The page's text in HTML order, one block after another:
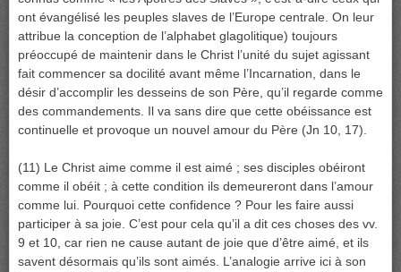
ont évangélisé les peuples slaves de l’Europe centrale. On leur
attribue la conception de l’alphabet glagolitique) toujours
préoccupé de maintenir dans le Christ l’unité du sujet agissant
fait commencer sa docilité avant même l’Incarnation, dans le
désir d’accomplir les desseins de son Père, qu’il regarde comme
des commandements. Il va sans dire que cette obéissance est
continuelle et provoque un nouvel amour du Père (Jn 10, 17).
(11) Le Christ aime comme il est aimé ; ses disciples obéiront
comme il obéit ; à cette condition ils demeureront dans l’amour
comme lui. Pourquoi cette confidence ? Pour les faire aussi
participer à sa joie. C’est pour cela qu’il a dit ces choses des vv.
9 et 10, car rien ne cause autant de joie que d’être aimé, et ils
savent désormais qu’ils sont aimés. L’analogie arrive ici à son